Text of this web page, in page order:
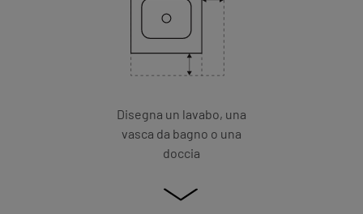
Disegna un lavabo, una
vasca da bagno o una
doccia